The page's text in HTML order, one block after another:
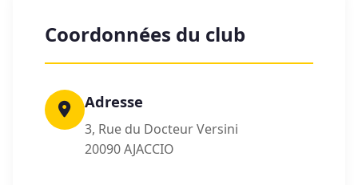
Coordonnées du club
Adresse
3, Rue du Docteur Versini
20090 AJACCIO